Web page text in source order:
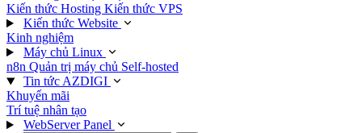
Kiến thức Hosting Kiến thức VPS
Kiến thức Website
Kinh nghiệm
Máy chủ Linux
n8n Quản trị máy chủ Self-hosted
Tin tức AZDIGI
Khuyến mãi
Trí tuệ nhân tạo
WebServer Panel